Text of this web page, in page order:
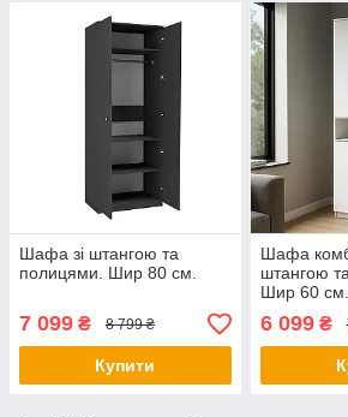
Шафа зі штангою та
полицями. Шир 80 см.
7 099 ₴ 8 799 ₴
Купити
Шафа
штангою
Шир 60 см.
6 099₴